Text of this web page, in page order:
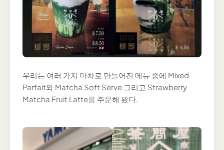
우리는 여러 가지 마차로 만들어진 메뉴 중에 Mixed
Parfait와 Matcha Soft Serve 그리고 Strawberry
Matcha Fruit Latte를 주문해 봤다.